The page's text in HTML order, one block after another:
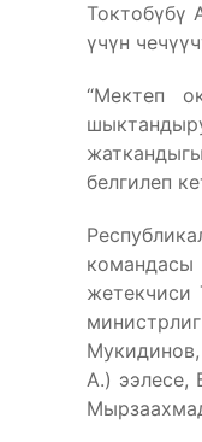
Токтобүбү
үчүн
“Мектеп
белгилеп
жетекчиси
А.) ээлесе,